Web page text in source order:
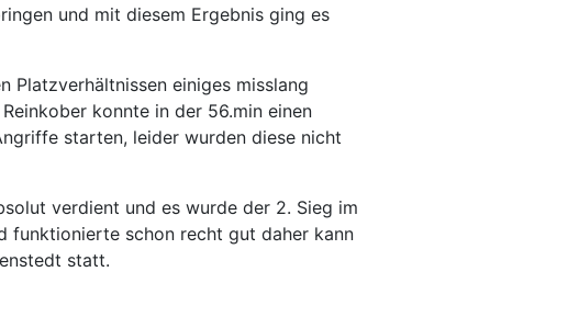
und mit diesem Ergebnis ging es
Platzverhältnissen einiges misslang
konnte in der 56.min einen
starten, leider wurden diese nicht
verdient und es wurde der 2. Sieg im
funktionierte schon recht gut daher kann
statt.